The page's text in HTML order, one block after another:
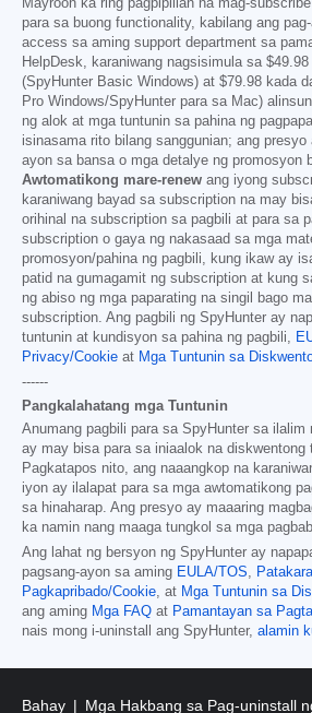
Mayroon ka ring pagpipilian na mag-
para sa buong functionality, kabilang ang
access sa aming support department sa
HelpDesk, karaniwang nagsisimula sa $49.98
(SpyHunter Basic Windows) at $79.98 kada
Pro Windows/SpyHunter para sa Mac)
ng alok at mga tuntunin sa pahina ng
isinasama rito bilang sanggunian; ang presyo
ayon sa bansa o mga detalye ng promosyon
Awtomatikong mare-renew ang iyong
karaniwang bayad sa subscription na may
orihinal na subscription sa pagbili at para sa
subscription o gaya ng nakasaad sa mga
promosyon/pahina ng pagbili, kung ikaw ay
patid na gumagamit ng subscription at kung
ng abiso ng mga paparating na singil bago
subscription. Ang pagbili ng SpyHunter ay
tuntunin at kundisyon sa pahina ng pagbili,
Privacy/Cookie at Mga Tuntunin sa
------
Pangkalahatang mga Tuntunin
Anumang pagbili para sa SpyHunter sa ilalim
ay may bisa para sa iniaalok na diskwentong
Pagkatapos nito, ang naaangkop na
iyon ay ilalapat para sa mga awtomatikong
sa hinaharap. Ang presyo ay maaaring
ka namin nang maaga tungkol sa mga
Ang lahat ng bersyon ng SpyHunter ay
pagsang-ayon sa aming EULA/TOS,
Pagkapribado/Cookie, at Mga Tuntunin sa
ang aming Mga FAQ at Pamantayan sa
nais mong i-uninstall ang SpyHunter, alamin
Bahay Mga Hakbang sa Pag-uninstall